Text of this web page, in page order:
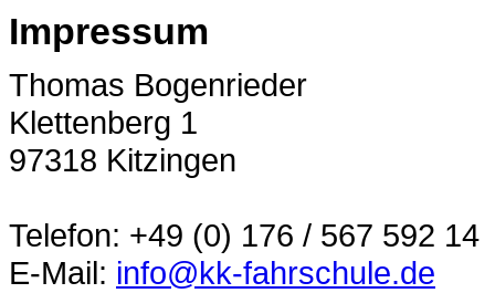
Impressum
Thomas Bogenrieder
Klettenberg 1
97318 Kitzingen
Telefon: +49 (0) 176 / 567 592 14
E-Mail: info@kk-fahrschule.de